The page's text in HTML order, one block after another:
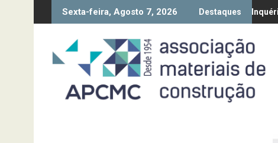
Sexta-feira, Agosto 7, 2026 Destaques
da Diretiva “Transparência Salarial” – Pedido de contributos até
Síntese Inquérito de